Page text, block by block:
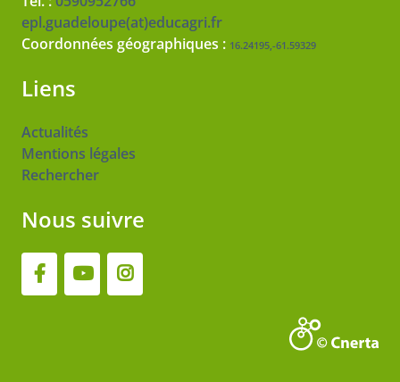
epl.guadeloupe(at)educagri.fr
Coordonnées géographiques : 16.24195,-61.59329
Liens
Actualités
Mentions légales
Rechercher
Nous suivre